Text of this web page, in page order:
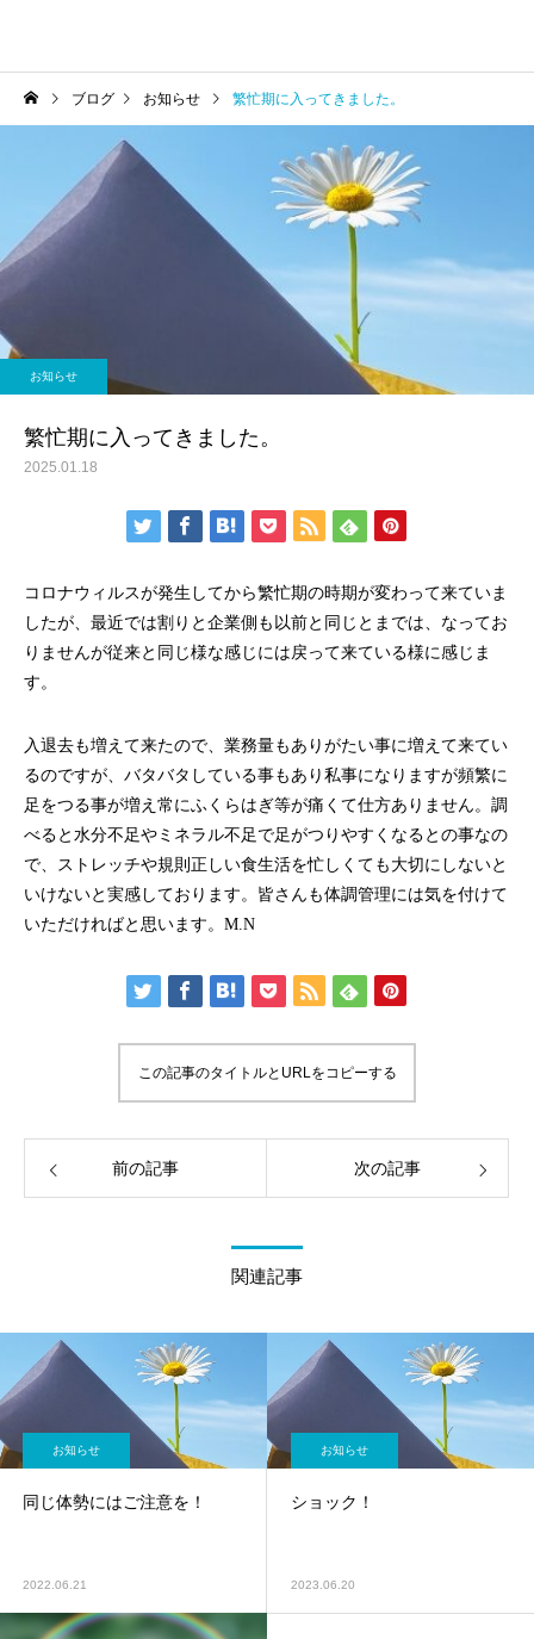
ブログ お知らせ 繁忙期に入ってきました。
お知らせ
繁忙期に入ってきました。
2025.01.18
コロナウィルスが発生してから繁忙期の時期が変わって来ていま
したが、最近では割りと企業側も以前と同じとまでは、なってお
りませんが従来と同じ様な感じには戻って来ている様に感じま
す。
入退去も増えて来たので、業務量もありがたい事に増えて来てい
るのですが、バタバタしている事もあり私事になりますが頻繁に
足をつる事が増え常にふくらはぎ等が痛くて仕方ありません。調
べると水分不足やミネラル不足で足がつりやすくなるとの事なの
で、ストレッチや規則正しい食生活を忙しくても大切にしないと
いけないと実感しております。皆さんも体調管理には気を付けて
いただければと思います。M.N
この記事のタイトルとURLをコピーする
前の記事 次の記事
関連記事
お知らせ
同じ体勢にはご注意を！
2022.06.21
お知らせ
ショック！
2023.06.20